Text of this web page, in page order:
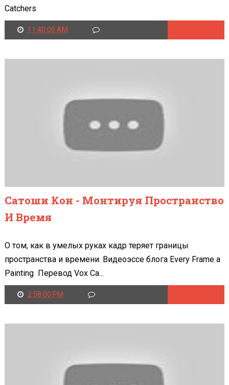
Catchers
11:40:00 AM
Сатоши Кон - Монтируя Пространство
И Время
О том, как в умелых руках кадр теряет границы
пространства и времени. Видеоэссе блога Every Frame a
Painting Перевод Vox Ca...
2:58:00 PM